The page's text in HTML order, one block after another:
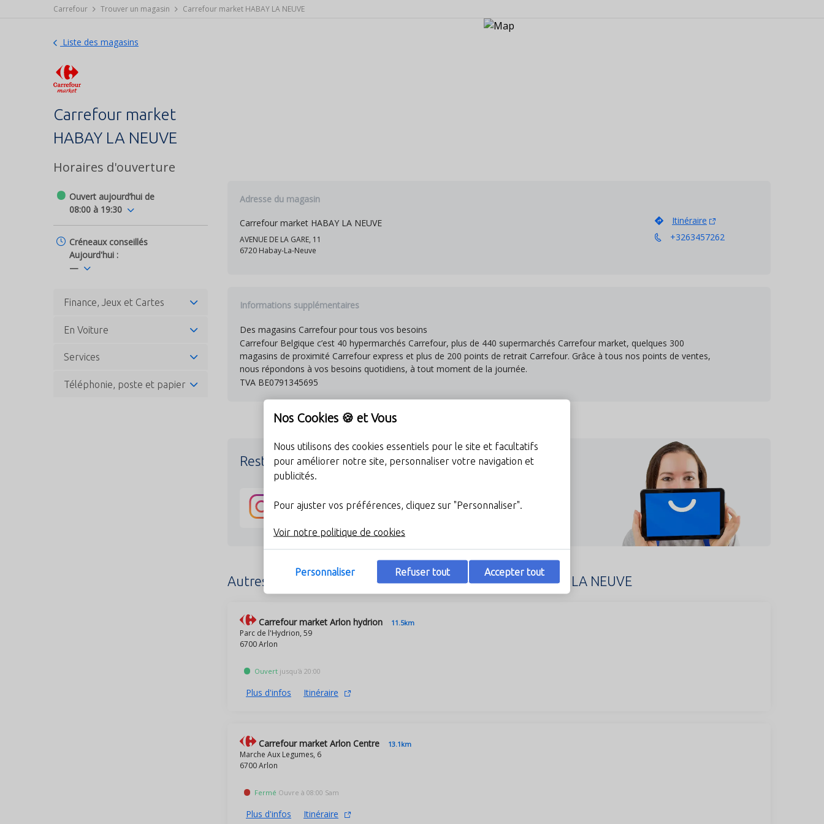
Carrefour Trouver un magasin Carrefour market HABAY LA NEUVE
Liste des magasins
Carrefour market
HABAY LA NEUVE
Horaires d'ouverture
Ouvert aujourd’hui de
08:00 à 19:30
Créneaux conseillés
Aujourd'hui :
—
Finance, Jeux et Cartes
En Voiture
Services
Téléphonie, poste et papier
Adresse du magasin
Carrefour market HABAY LA NEUVE
AVENUE DE LA GARE, 11
6720 Habay-La-Neuve
Itinéraire
+3263457262
Informations supplémentaires
Des magasins Carrefour pour tous vos besoins
Carrefour Belgique c’est 40 hypermarchés Carrefour, plus de 440 supermarchés Carrefour market, quelques 300
magasins de proximité Carrefour express et plus de 200 points de retrait Carrefour. Grâce à tous nos points de ventes,
nous répondons à vos besoins quotidiens, à tout moment de la journée.
TVA BE0791345695
Restons connecté!
Instagram Carrefour
Page facebook du
Autres magasins à proximité de Carrefour market HABAY LA NEUVE
Carrefour market Arlon hydrion 11.5km
Parc de l'Hydrion, 59
6700 Arlon
Ouvert jusqu'à 20:00
Plus d'infos Itinéraire
Carrefour market Arlon Centre 13.1km
Marche Aux Legumes, 6
6700 Arlon
Fermé Ouvre à 08:00 Sam
Plus d'infos Itinéraire
Nos Cookies 🍪 et Vous
Nous utilisons des cookies essentiels pour le site et facultatifs
pour améliorer notre site, personnaliser votre navigation et
publicités.
Pour ajuster vos préférences, cliquez sur "Personnaliser".
Voir notre politique de cookies
Refuser tout Accepter tout
Personnaliser